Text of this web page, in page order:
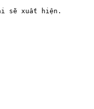
sẽ xuất hiện.